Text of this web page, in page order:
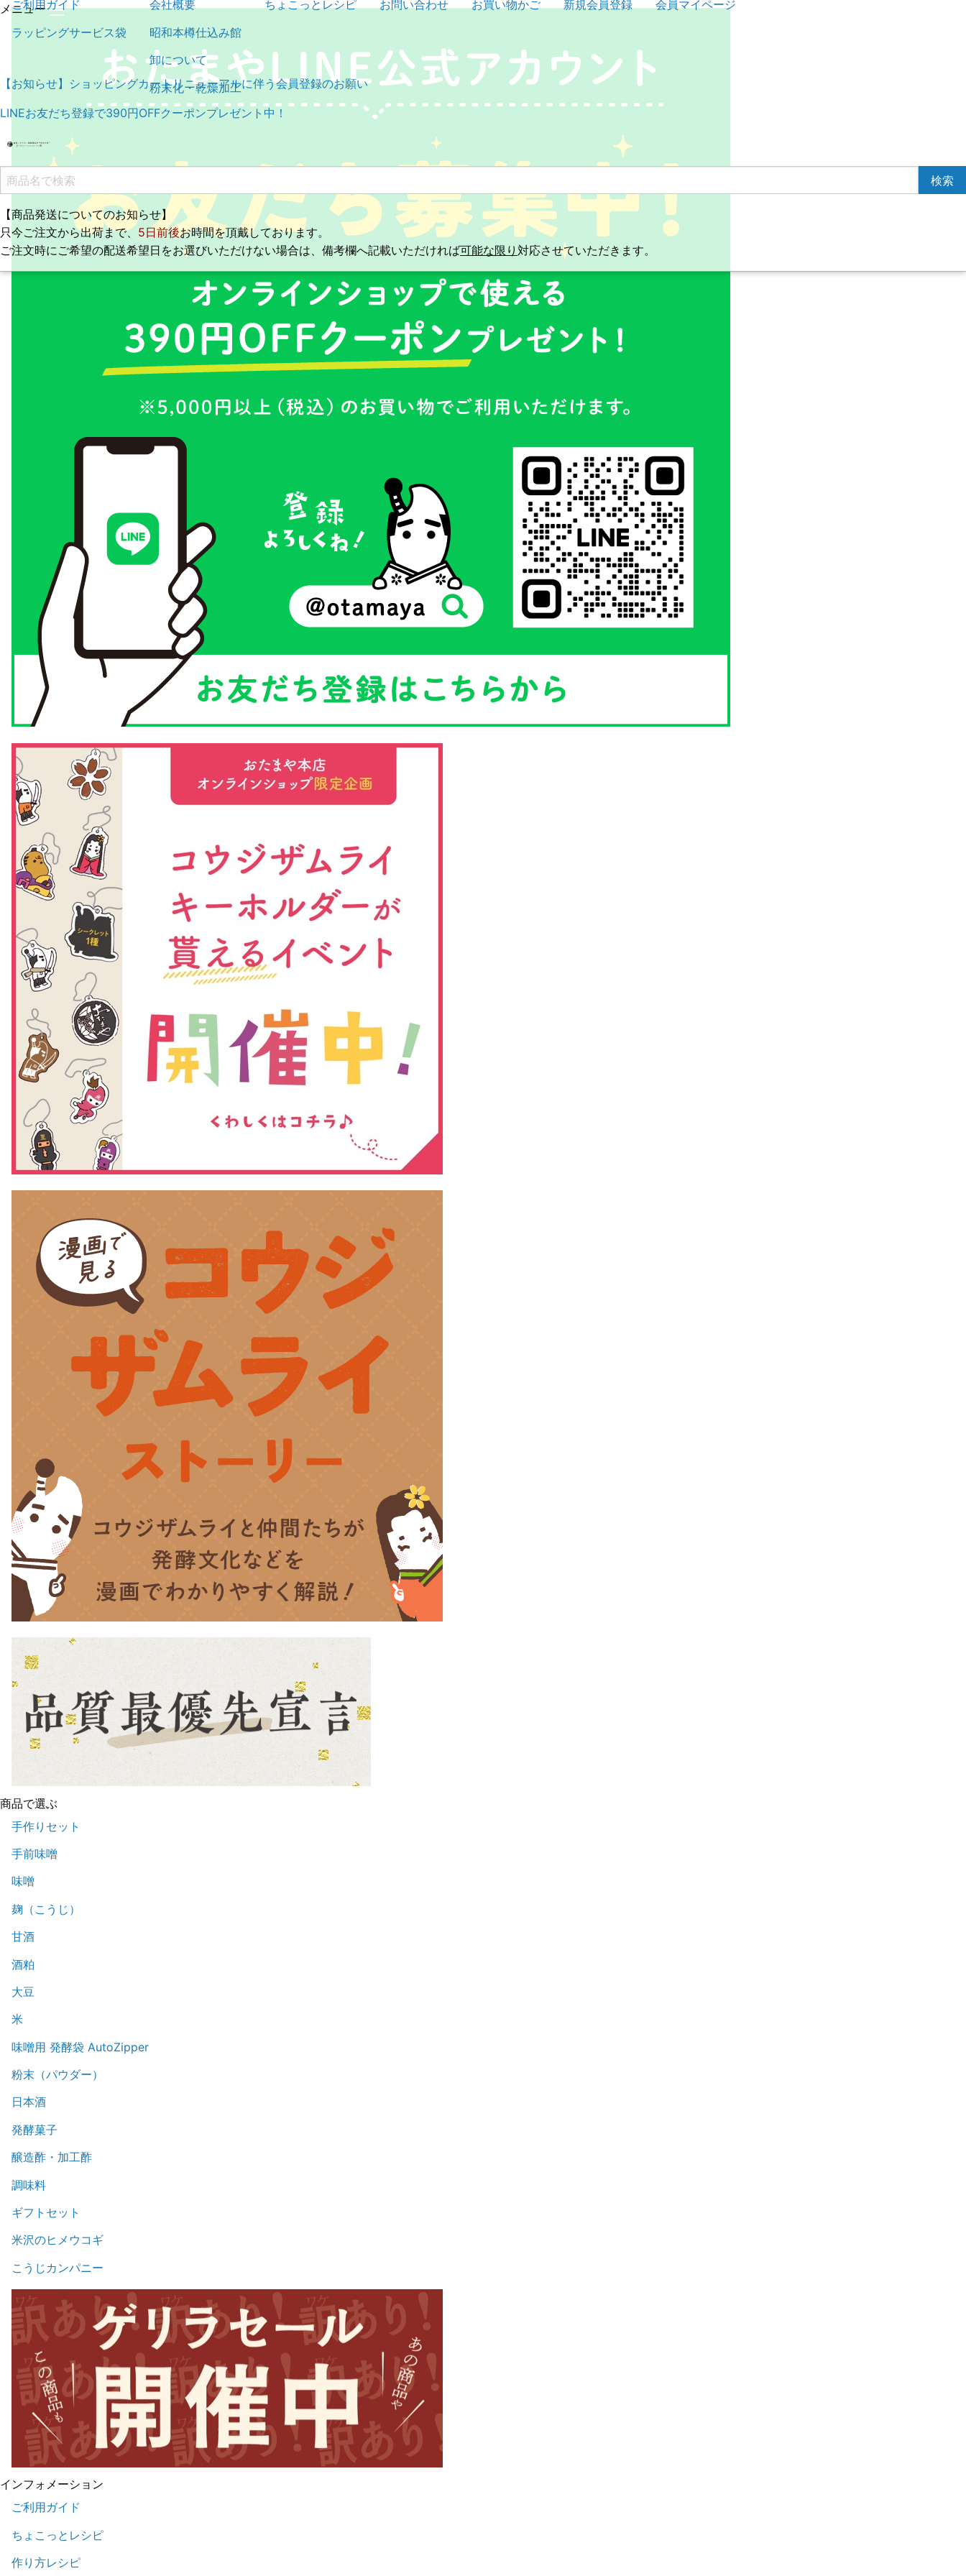
商品で選ぶ
手作りセット
手前味噌
味噌
麹（こうじ）
甘酒
酒粕
大豆
米
味噌用 発酵袋 AutoZipper
粉末（パウダー）
日本酒
発酵菓子
醸造酢・加工酢
調味料
ギフトセット
米沢のヒメウコギ
こうじカンパニー
インフォメーション
ご利用ガイド
ちょこっとレシピ
作り方レシピ
メニュー
ご利用ガイド
ラッピングサービス袋
会社概要
昭和本樽仕込み館
卸について
粉末化・乾燥加工
ちょこっとレシピ お問い合わせ お買い物かご 新規会員登録 会員マイページ
【お知らせ】ショッピングカートリニューアルに伴う会員登録のお願い
LINEお友だち登録で390円OFFクーポンプレゼント中！
【商品発送についてのお知らせ】
只今ご注文から出荷まで、 5日前後お時間を頂戴しております。
ご注文時にご希望の配送希望日をお選びいただけない場合は、備考欄へ記載いただければ可能な限り 対応させていただきます。